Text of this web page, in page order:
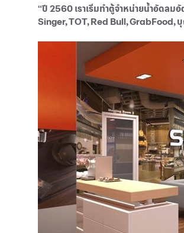
“ปี 2560 เราเริ่มทำตู้จำหน่ายน้ำอัดล
Singer, TOT, Red Bull, GrabFood,